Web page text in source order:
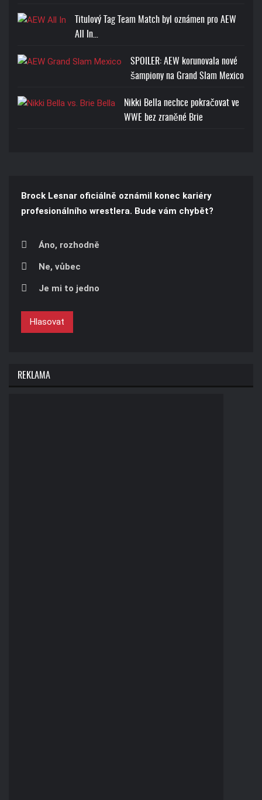
Titulový Tag Team Match byl oznámen pro AEW
All In…
SPOILER: AEW korunovala nové
šampiony na Grand Slam Mexico
Nikki Bella nechce pokračovat ve
WWE bez zraněné Brie
Brock Lesnar oficiálně oznámil konec kariéry
profesionálního wrestlera. Bude vám chybět?
Áno, rozhodně
Ne, vůbec
Je mi to jedno
Hlasovat
REKLAMA